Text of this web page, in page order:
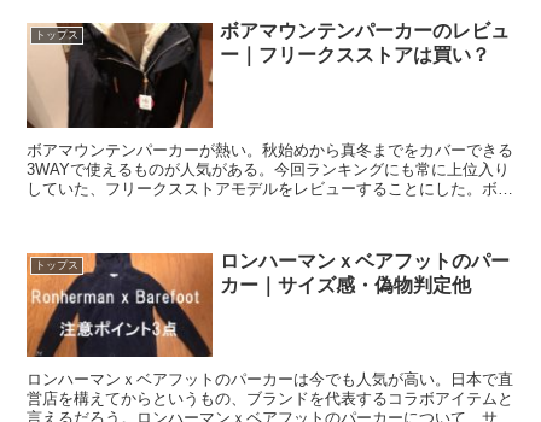
トップス
ボアマウンテンパーカーのレビュ
ー｜フリークスストアは買い？
ボアマウンテンパーカーが熱い。秋始めから真冬までをカバーできる
3WAYで使えるものが人気がある。今回ランキングにも常に上位入り
していた、フリークスストアモデルをレビューすることにした。ボア
トップス
ロンハーマンｘベアフットのパー
カー｜サイズ感・偽物判定他
ロンハーマンｘベアフットのパーカーは今でも人気が高い。日本で直
営店を構えてからというもの、ブランドを代表するコラボアイテムと
言えるだろう。ロンハーマンｘベアフットのパーカーについて、サイ